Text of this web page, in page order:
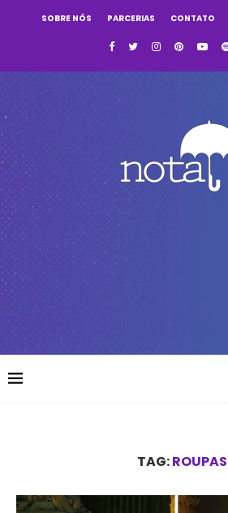
SOBRE NÓS PARCERIAS CONTATO
TAG:ROUPAS